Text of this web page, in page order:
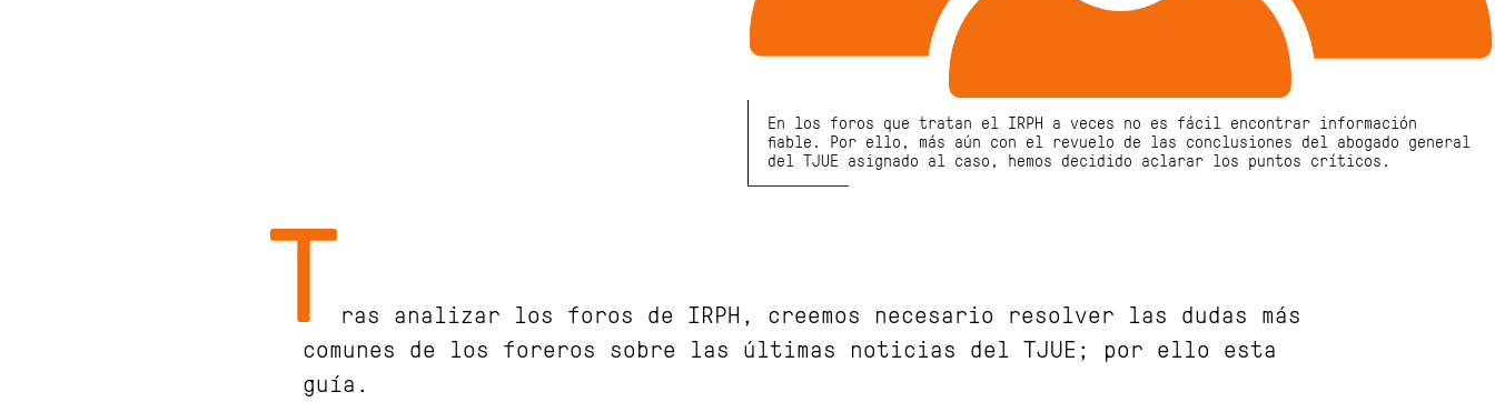
En los foros que tratan el IRPH a veces no es fácil encontrar información
fiable. Por ello, más aún con el revuelo de las conclusiones del abogado general
del TJUE asignado al caso, hemos decidido aclarar los puntos críticos.
T ras analizar los foros de IRPH, creemos necesario resolver las dudas más
comunes de los foreros sobre las últimas noticias del TJUE; por ello esta
guía.